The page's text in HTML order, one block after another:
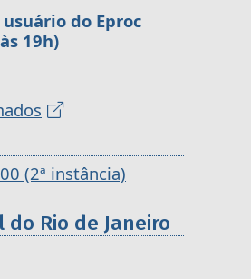
do Eproc
19h)
(2ª instância)
do Rio de Janeiro